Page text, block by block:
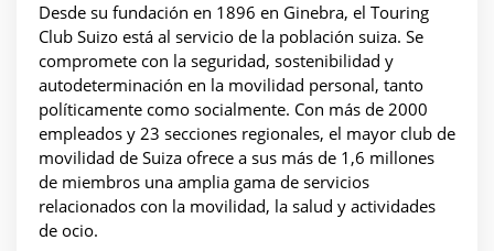
Desde su fundación en 1896 en Ginebra, el Touring
Club Suizo está al servicio de la población suiza. Se
compromete con la seguridad, sostenibilidad y
autodeterminación en la movilidad personal, tanto
políticamente como socialmente. Con más de 2000
empleados y 23 secciones regionales, el mayor club de
movilidad de Suiza ofrece a sus más de 1,6 millones
de miembros una amplia gama de servicios
relacionados con la movilidad, la salud y actividades
de ocio.